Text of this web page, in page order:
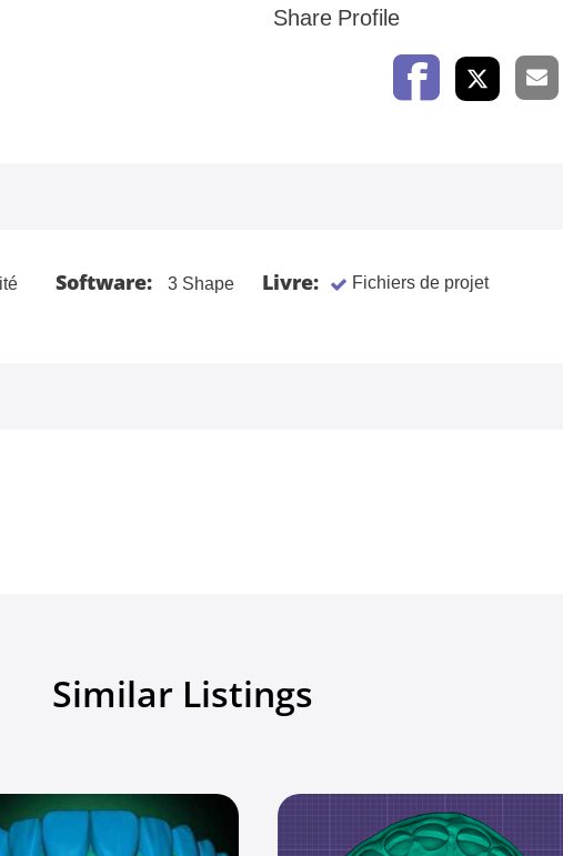
Share Profile
Software: 3 Shape Livre: Fichiers de projet
Similar Listings